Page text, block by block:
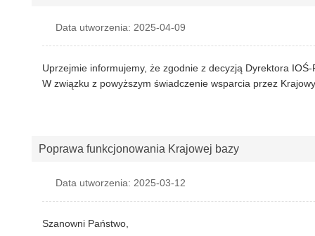
Data utworzenia: 2025-04-09
Uprzejmie informujemy, że zgodnie z decyzją Dyrektora
W związku z powyższym świadczenie wsparcia przez
Poprawa funkcjonowania Krajowej bazy
Data utworzenia: 2025-03-12
Szanowni Państwo,